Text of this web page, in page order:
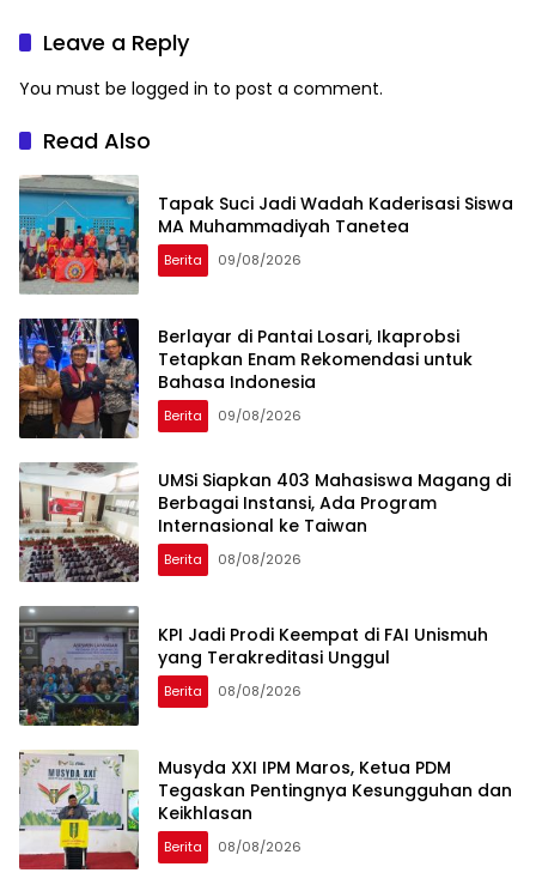
Leave a Reply
You must be logged in to post a comment.
Read Also
Tapak Suci Jadi Wadah Kaderisasi Siswa
MA Muhammadiyah Tanetea
Berita 09/08/2026
Berlayar di Pantai Losari, Ikaprobsi
Tetapkan Enam Rekomendasi untuk
Bahasa Indonesia
Berita 09/08/2026
UMSi Siapkan 403 Mahasiswa Magang di
Berbagai Instansi, Ada Program
Internasional ke Taiwan
Berita 08/08/2026
KPI Jadi Prodi Keempat di FAI Unismuh
yang Terakreditasi Unggul
Berita 08/08/2026
Musyda XXI IPM Maros, Ketua PDM
Tegaskan Pentingnya Kesungguhan dan
Keikhlasan
Berita 08/08/2026